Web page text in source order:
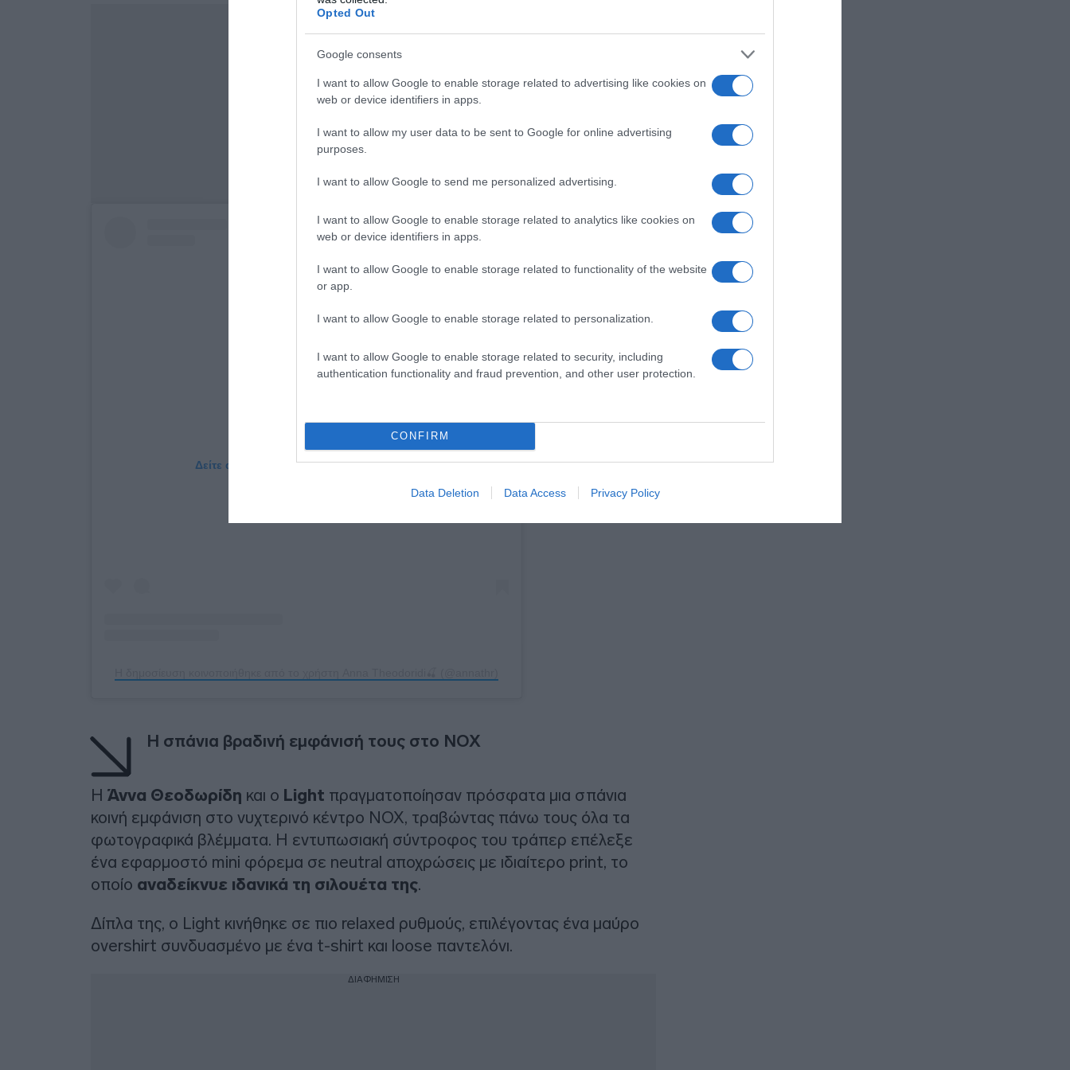
Opted Out
Google consents
I want to allow Google to enable storage related to advertising like cookies on
web or device identifiers in apps.
I want to allow my user data to be sent to Google for online advertising
purposes.
I want to allow Google to send me personalized advertising.
I want to allow Google to enable storage related to analytics like cookies on
web or device identifiers in apps.
I want to allow Google to enable storage related to functionality of the website
or app.
I want to allow Google to enable storage related to personalization.
I want to allow Google to enable storage related to security, including
authentication functionality and fraud prevention, and other user protection.
CONFIRM
Data Deletion Data Access Privacy Policy
Δείτε αυτή τη δημοσίευση στο Instagram.
Η σπάνια βραδινή εμφάνισή τους στο NOX
Η Άννα Θεοδωρίδη και ο Light πραγματοποίησαν πρόσφατα μια σπάνια
κοινή εμφάνιση στο νυχτερινό κέντρο NOX, τραβώντας πάνω τους όλα τα
φωτογραφικά βλέμματα. Η εντυπωσιακή σύντροφος του τράπερ επέλεξε
ένα εφαρμοστό mini φόρεμα σε neutral αποχρώσεις με ιδιαίτερο print, το
οποίο αναδείκνυε ιδανικά τη σιλουέτα της.
Δίπλα της, ο Light κινήθηκε σε πιο relaxed ρυθμούς, επιλέγοντας ένα μαύρο
overshirt συνδυασμένο με ένα t-shirt και loose παντελόνι.
ΔΙΑΦΗΜΙΣΗ